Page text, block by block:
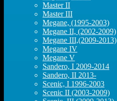
Master II
Master III
Megane, (1995-2003)
Megane II, (2002-2009)
Megane III,(2009-2013)
Megane IV
Megane V
Sandero, I 2009-2014
Sandero, II 2013-
Scenic, I 1996-2003
Scenic II (2003-2009)